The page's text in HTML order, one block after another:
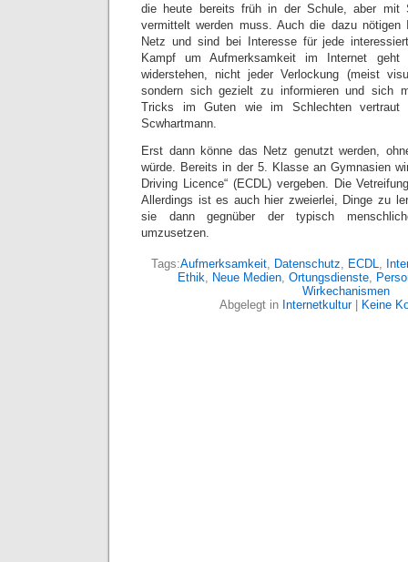
die heute bereits früh in der Schule, aber mit
vermittelt werden muss. Auch die dazu nötigen
Netz und sind bei Interesse für jede
Kampf um Aufmerksamkeit im Internet
widerstehen, nicht jeder Verlockung (meist
sondern sich gezielt zu informieren und sich
Tricks im Guten wie im Schlechten vertraut
Scwhartmann.
Erst dann könne das Netz genutzt werden,
würde. Bereits in der 5. Klasse an Gymnasien
Driving Licence“ (ECDL) vergeben. Die
Allerdings ist es auch hier zweierlei, Dinge zu
sie dann gegnüber der typisch
umzusetzen.
Tags:Aufmerksamkeit, Datenschutz, ECDL,
Ethik, Neue Medien, Ortungsdienste,
Wirkechanismen
Abgelegt in Internetkultur| Keine